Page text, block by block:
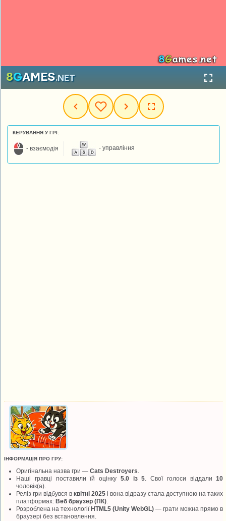
КЕРУВАННЯ У ГРІ:
- взаємодія - управління
ІНФОРМАЦІЯ ПРО ГРУ:
Оригінальна назва гри —Cats Destroyers
Наші гравці поставили їй оцінку 5.0 із 5 . Свої голоси віддали10
чоловік(а).
Реліз гри відбувся вквітні 2025 і вона відразу стала доступною на таких
платформах:Веб браузер (ПК)
Розроблена на технологіїHTML5 (Unity WebGL) — грати можна прямо в
браузері без встановлення.